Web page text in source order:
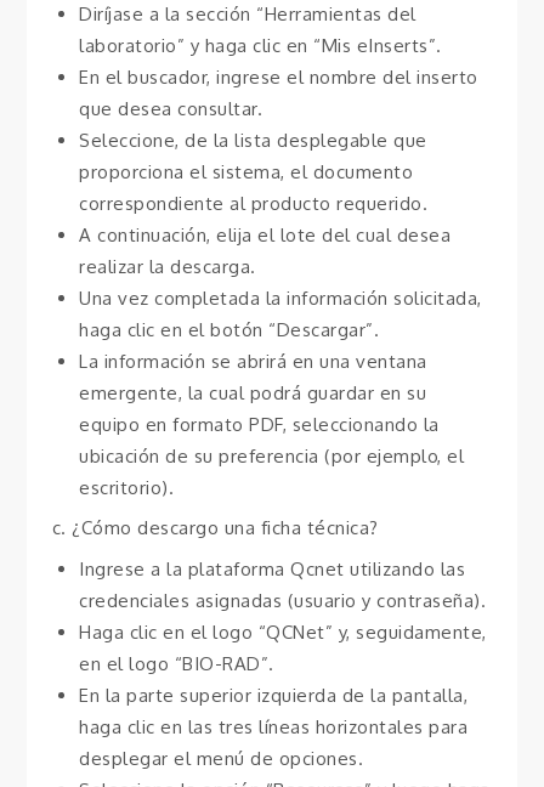
Diríjase a la sección “Herramientas del
laboratorio” y haga clic en “Mis eInserts”.
En el buscador, ingrese el nombre del inserto
que desea consultar.
Seleccione, de la lista desplegable que
proporciona el sistema, el documento
correspondiente al producto requerido.
A continuación, elija el lote del cual desea
realizar la descarga.
Una vez completada la información solicitada,
haga clic en el botón “Descargar”.
La información se abrirá en una ventana
emergente, la cual podrá guardar en su
equipo en formato PDF, seleccionando la
ubicación de su preferencia (por ejemplo, el
escritorio).
c. ¿Cómo descargo una ficha técnica?
Ingrese a la plataforma Qcnet utilizando las
credenciales asignadas (usuario y contraseña).
Haga clic en el logo “QCNet” y, seguidamente,
en el logo “BIO-RAD”.
En la parte superior izquierda de la pantalla,
haga clic en las tres líneas horizontales para
desplegar el menú de opciones.